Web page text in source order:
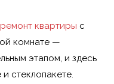
квартиры с
комнате —
этапом, и здесь
стеклопакете.